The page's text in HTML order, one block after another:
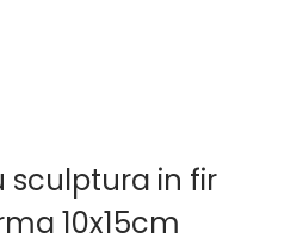
sculptura in fir
10x15cm